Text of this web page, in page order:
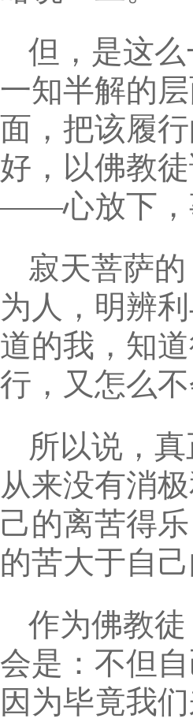
但，是这
一知半解的
面，把该履
好，以佛教
——心放下，
寂天菩萨
为人，明辨
道的我，知
行，又怎么
所以说，
从来没有消
己的离苦得
的苦大于自
作为佛教
会是：不但
因为毕竟我